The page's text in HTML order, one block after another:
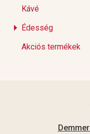
Kávé
Édesség
Akciós termékek